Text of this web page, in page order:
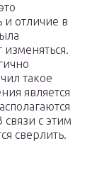
и отличие в
такое
является
с этим
сверлить.